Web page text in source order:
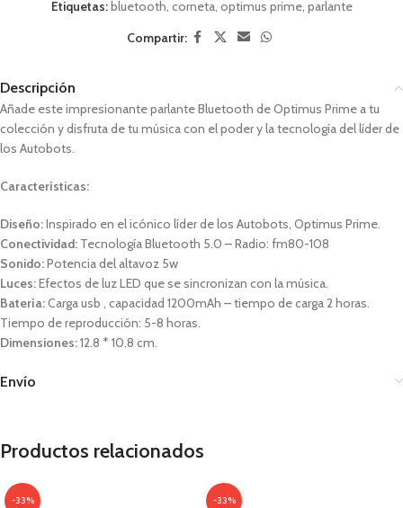
Etiquetas: bluetooth, corneta, optimus prime, parlante
Compartir:
Descripción
Añade este impresionante parlante Bluetooth de Optimus Prime a tu
colección y disfruta de tu música con el poder y la tecnología del líder de
los Autobots.
Características:
Diseño:Inspirado en el icónico líder de los Autobots, Optimus Prime.
Conectividad: Tecnología Bluetooth 5.0 – Radio: fm80-108
Sonido:Potencia del altavoz 5w
Luces:Efectos de luz LED que se sincronizan con la música.
Batería:Carga usb , capacidad 1200mAh – tiempo de carga 2 horas.
Tiempo de reproducción: 5-8 horas.
Dimensiones:12.8 * 10.8 cm.
Envío
Productos relacionados
-33% -33%